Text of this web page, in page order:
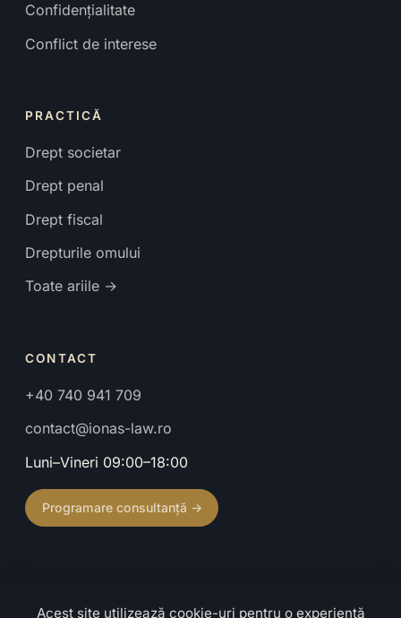
Confidențialitate
Conflict de interese
PRACTICĂ
Drept societar
Drept penal
Drept fiscal
Drepturile omului
Toate ariile →
CONTACT
+40 740 941 709
contact@ionas-law.ro
Luni–Vineri 09:00–18:00
Programare consultanță →
Acest site utilizează cookie-uri pentru o experiență